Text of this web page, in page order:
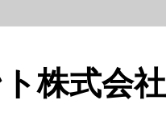
株式会社